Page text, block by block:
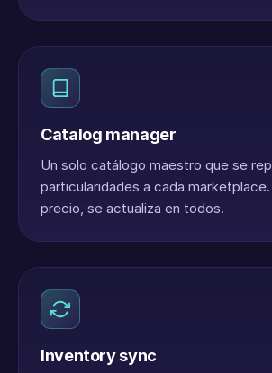
Catalog manager
Un solo catálogo maestro que se
particularidades a cada marketplace.
precio, se actualiza en todos.
Inventory sync